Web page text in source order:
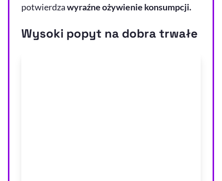
potwierdzawyraźne ożywienie konsumpcji.
Wysoki popyt na dobra trwałe